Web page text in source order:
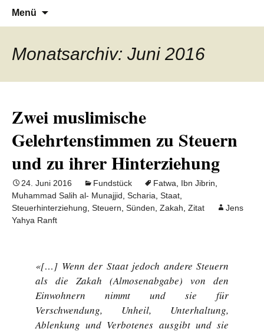
Al-Adala.de
Denn die Gerechtigkeit ist die Grundlage
von allem
Menü
Monatsarchiv: Juni 2016
Zwei muslimische
Gelehrtenstimmen zu Steuern
und zu ihrer Hinterziehung
24. Juni 2016 Fundstück Fatwa Ibn Jibrin
Muhammad Salih al- Munajjid Scharia Staat
Steuerhinterziehung Steuern Sünden Zakah Zitat
Jens
Yahya Ranft
«[…] Wenn der Staat jedoch andere Steuern
als die Zakah (Almosenabgabe) von den
Einwohnern nimmt und sie für
Verschwendung, Unheil, Unterhaltung,
Ablenkung und Verbotenes ausgibt und sie